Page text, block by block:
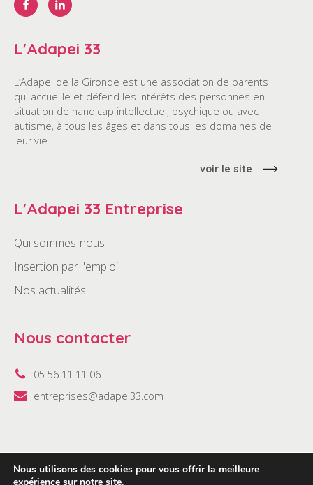
L'Adapei 33
L’Adapei de la Gironde est une association de parents
qui accueille et défend les intérêts des personnes en
situation de handicap intellectuel, psychique ou avec
autisme, à tous les âges et dans tous les domaines de
leur vie.
voir le site
L'Adapei 33 Entreprise
Qui sommes-nous
Insertion par l'emploi
Nos actualités
Nous contacter
05 56 11 11 06
entreprises@adapei33.com
2022 ©Adapei33 Entreprise •
Nous utilisons des cookies pour vous offrir la meilleure
expérience sur notre site.